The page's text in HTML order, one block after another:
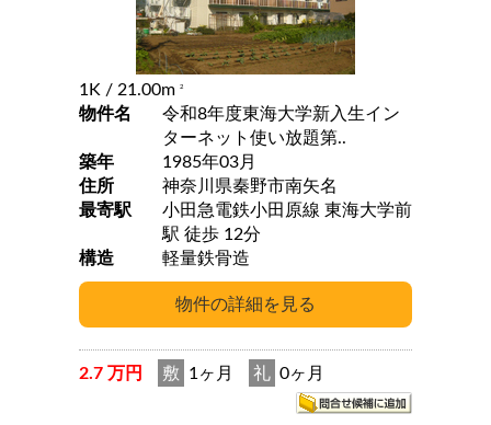
1K / 21.00m 2
物件名
令和8年度東海大学新入生イン
ターネット使い放題第..
築年
1985年03月
住所
神奈川県秦野市南矢名
最寄駅
小田急電鉄小田原線 東海大学前
駅 徒歩 12分
構造
軽量鉄骨造
2.7 万円 敷 1ヶ月 礼 0ヶ月